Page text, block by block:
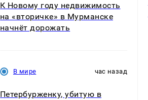
К Новому году недвижимость
на «вторичке» в Мурманске
начнёт дорожать
В мире час назад
Петербурженку, убитую в